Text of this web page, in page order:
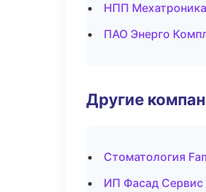
НПП
ПАО Энерго
Другие
Стоматология
ИП Фасад Сервис